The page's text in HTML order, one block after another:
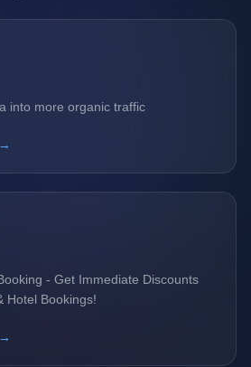
into more organic traffic
- Get Immediate Discounts
Hotel Bookings!